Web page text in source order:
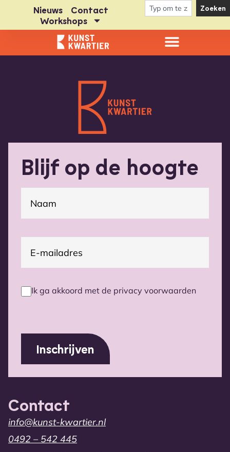
Nieuws
Contact
Workshops
Zoeken
Blijf op de hoogte
E-
mailadres(Vereist)
Privacy
Ik ga akkoord met de privacy voorwaarden
Contact
info@kunst-kwartier.nl
0492 – 542 445